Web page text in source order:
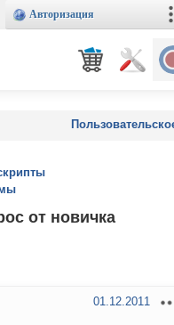
Авторизация
от новичка
01.12.2011